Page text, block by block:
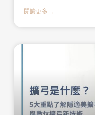
閱讀更多 →